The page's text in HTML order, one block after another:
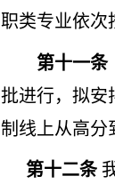
职类专业依次
第十一条
批进行，拟安
制线上从高分
第十二条